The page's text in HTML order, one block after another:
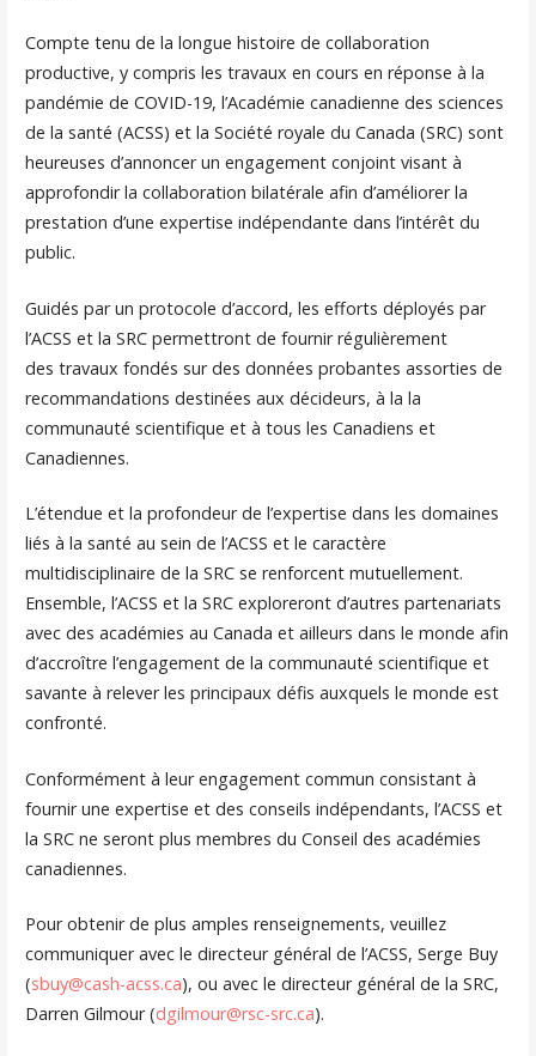
Compte tenu de la longue histoire de collaboration
productive, y compris les travaux en cours en réponse à la
pandémie de COVID-19, l’Académie canadienne des sciences
de la santé (ACSS) et la Société royale du Canada (SRC) sont
heureuses d’annoncer un engagement conjoint visant à
approfondir la collaboration bilatérale afin d’améliorer la
prestation d’une expertise indépendante dans l’intérêt du
public.
Guidés par un protocole d’accord, les efforts déployés par
l’ACSS et la SRC permettront de fournir régulièrement
des travaux fondés sur des données probantes assorties de
recommandations destinées aux décideurs, à la la
communauté scientifique et à tous les Canadiens et
Canadiennes.
L’étendue et la profondeur de l’expertise dans les domaines
liés à la santé au sein de l’ACSS et le caractère
multidisciplinaire de la SRC se renforcent mutuellement.
Ensemble, l’ACSS et la SRC exploreront d’autres partenariats
avec des académies au Canada et ailleurs dans le monde afin
d’accroître l’engagement de la communauté scientifique et
savante à relever les principaux défis auxquels le monde est
confronté.
Conformément à leur engagement commun consistant à
fournir une expertise et des conseils indépendants, l’ACSS et
la SRC ne seront plus membres du Conseil des académies
canadiennes.
Pour obtenir de plus amples renseignements, veuillez
communiquer avec le directeur général de l’ACSS, Serge Buy
(sbuy@cash-acss.ca), ou avec le directeur général de la SRC,
Darren Gilmour (dgilmour@rsc-src.ca).